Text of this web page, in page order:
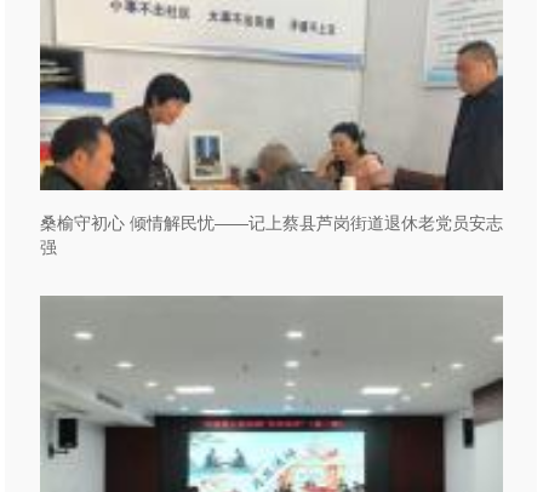
桑榆守初心 倾情解民忧——记上蔡县芦岗街道退休老党员安志
强